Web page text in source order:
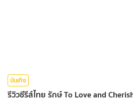
บันเทิง
รีวิวซีรีส์ไทย รักษ์ To Love and